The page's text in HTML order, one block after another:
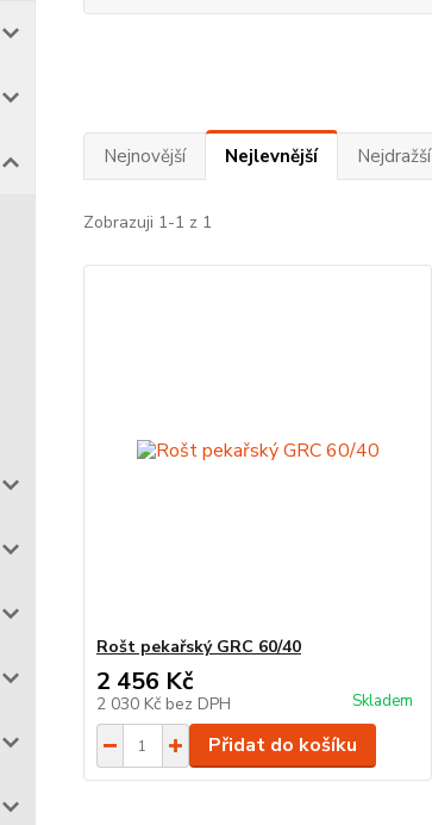
Nejnovější Nejlevnější Nejdražší
Zobrazuji 1-1 z 1
Rošt pekařský GRC 60/40
2 456 Kč
2 030 Kč bez DPH Skladem
Přidat do košíku